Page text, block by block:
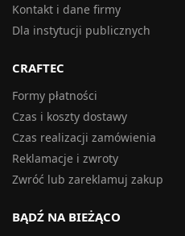
Kontakt i dane firmy
Dla instytucji publicznych
CRAFTEC
Formy płatności
Czas i koszty dostawy
Czas realizacji zamówienia
Reklamacje i zwroty
Zwróć lub zareklamuj zakup
BĄDŹ NA BIEŻĄCO